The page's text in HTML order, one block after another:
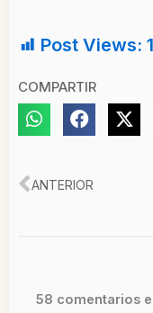
Post Views:
COMPARTIR
Ant
ANTERIOR
58 comentarios